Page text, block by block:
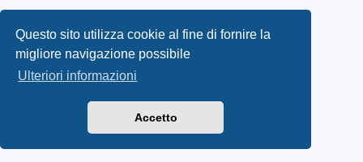
Questo sito utilizza cookie al fine di fornire la
migliore navigazione possibile
Ulteriori informazioni
Accetto